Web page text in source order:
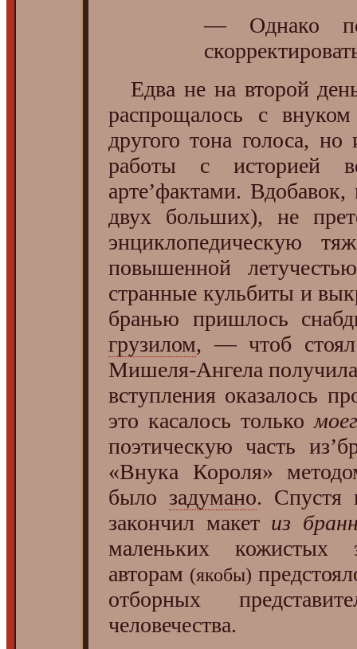
— Однако
Едва не на второй
распрощалось с
другого тона голоса,
работы с историей
арте’фактами.
двух больших), не
энциклопедическую
повышенной
странные кульбиты и
бранью пришлось
грузилом, — чтоб
Мишеля-Ангела получила
вступления оказалось
это касалось только
поэтическую часть
«Внука Короля»
было задумано. Спустя
закончил макет из
маленьких кожистых
авторам (якобы)
отборных
человечества.